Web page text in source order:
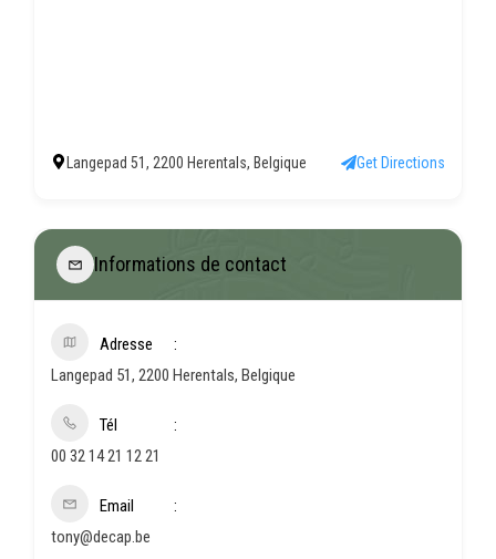
Langepad 51, 2200 Herentals, Belgique Get Directions
Informations de contact
Adresse
Langepad 51, 2200 Herentals, Belgique
Tél
00 32 14 21 12 21
Email
tony@decap.be